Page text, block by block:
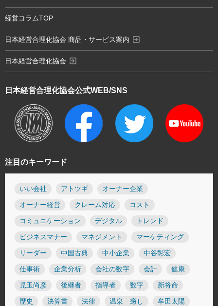
注目のキーワード
いい会社 アトツギ オーナー企業
オーナー経営 クレーム対応 コスト
コミュニケーション デジタル トレンド
ビジネスマナー マネジメント マーケティング
リーダー 中国古典 中小企業 中谷彰宏
仕事術 企業分析 会社の数字 会計 健康
児玉尚彦 後継者 指導者 数字 新将命
歴史 決算書 法律 温泉 癒し 牟田太陽
日本経営合理化協会公式WEB/SNS
経営コラムTOP
日本経営合理化協会 商品・サービス案内 exit_to_app
日本経営合理化協会 exit_to_app